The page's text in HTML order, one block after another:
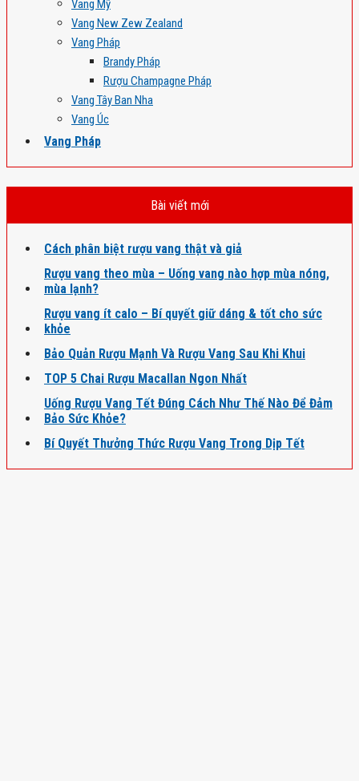
Vang Mỹ
Vang New Zew Zealand
Vang Pháp
Brandy Pháp
Rượu Champagne Pháp
Vang Tây Ban Nha
Vang Úc
Vang Pháp
Bài viết mới
Cách phân biệt rượu vang thật và giả
Rượu vang theo mùa – Uống vang nào hợp mùa nóng,
mùa lạnh?
Rượu vang ít calo – Bí quyết giữ dáng & tốt cho sức
khỏe
Bảo Quản Rượu Mạnh Và Rượu Vang Sau Khi Khui
TOP 5 Chai Rượu Macallan Ngon Nhất
Uống Rượu Vang Tết Đúng Cách Như Thế Nào Để Đảm
Bảo Sức Khỏe?
Bí Quyết Thưởng Thức Rượu Vang Trong Dịp Tết